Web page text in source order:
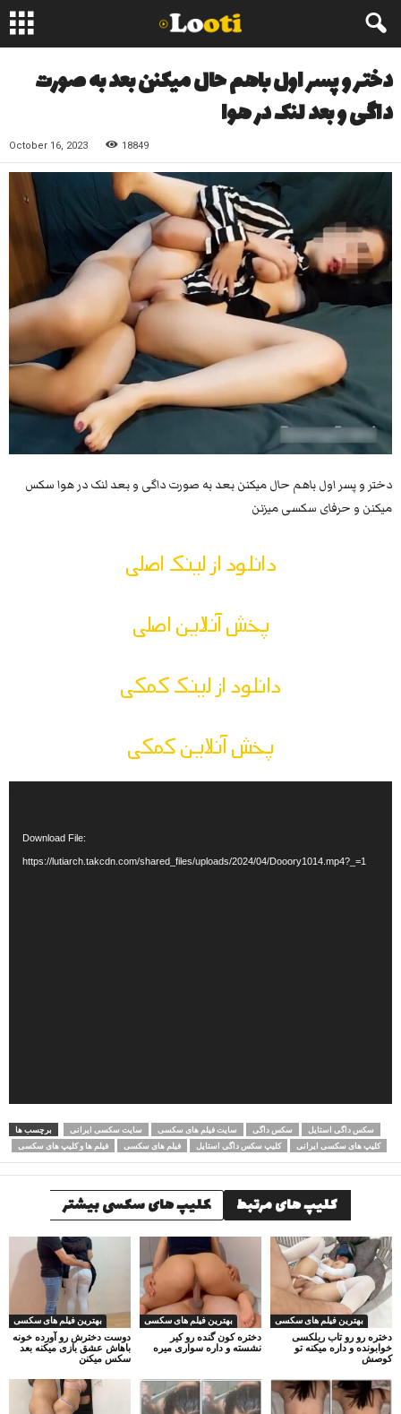
دختر و پسر اول باهم حال میکنن بعد به صورت
داگی و بعد لنک در هوا
October 16, 2023 18849
دختر و پسر اول باهم حال میکنن بعد به صورت داگی و بعد لنک در هوا سکس
میکنن و حرفای سکسی میزنن
دانلود از لینک اصلی
پخش آنلاین اصلی
دانلود از لینک کمکی
پخش آنلاین کمکی
Download File:
https://lutiarch.takcdn.com/shared_files/uploads/2024/04/Dooory1014.mp4?_=1
برچسب ها سایت سکسی ایرانی سایت فیلم های سکسی سکس داگی
سکس داگی استایل
فیلم ها و کلیپ های سکسی
فیلم های سکسی کلیپ سکس داگی استایل کلیپ های سکسی ایرانی
کلیپ های مرتبط کلیپ های سکسی بیشتر
بهترین فیلم های سکسی
دوست دخترش رو آورده خونه
باهاش عشق بازی میکنه بعد
سکس میکنن
بهترین فیلم های سکسی
دختره کون گنده رو کیر
نشسته و داره سواری میره
بهترین فیلم های سکسی
دختره رو رو تاب ریلکسی
خوابونده و داره میکنه تو
کوصش